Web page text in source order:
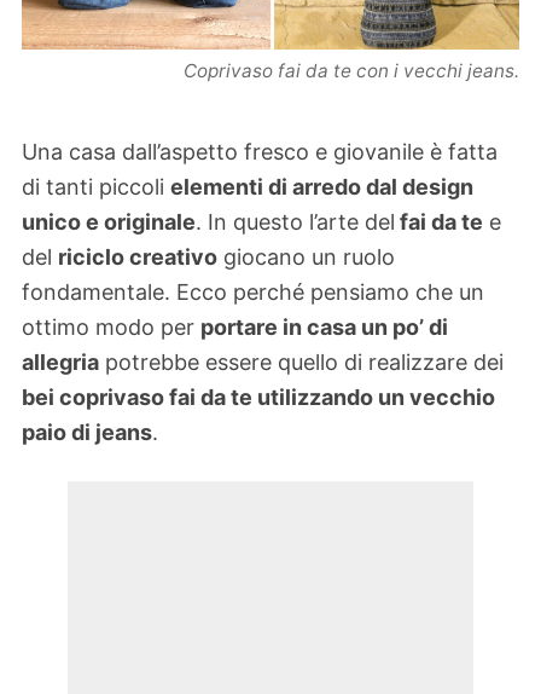
Coprivaso fai da te con i vecchi jeans.
Una casa dall’aspetto fresco e giovanile è fatta
di tanti piccoli elementi di arredo dal design
unico e originale. In questo l’arte del fai da te e
del riciclo creativo giocano un ruolo
fondamentale. Ecco perché pensiamo che un
ottimo modo per portare in casa un po’ di
allegria potrebbe essere quello di realizzare dei
bei coprivaso fai da te utilizzando un vecchio
paio di jeans.